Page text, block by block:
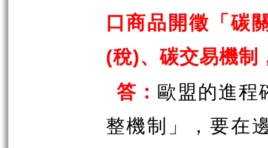
口商品開徵「碳
(稅)、碳交易機制
答： 歐盟的進程
整機制」，要在